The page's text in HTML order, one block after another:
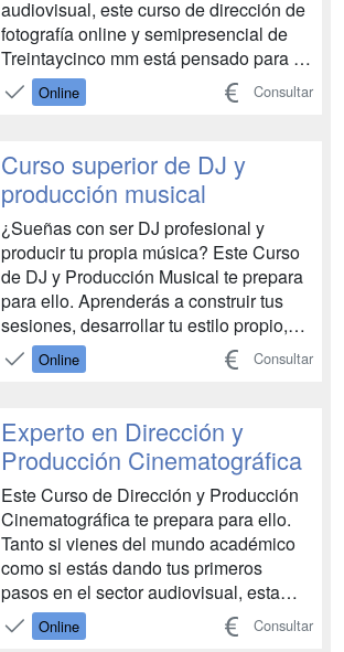
audiovisual, este curso de dirección de
fotografía online y semipresencial de
Treintaycinco mm está pensado para ti.
Aquí te rodearás de especialistas en
activo que conocen la profesión como
director o directora de foto. Hemos
creado la...
Online Consultar
Curso superior de DJ y
producción musical
¿Sueñas con ser DJ profesional y
producir tu propia música? Este Curso
de DJ y Producción Musical te prepara
para ello. Aprenderás a construir tus
sesiones, desarrollar tu estilo propio,
dominar herramientas como Ableton
Live Suite y aplicar técnicas de mezcla
industria musical. La formación incluye
clases en di...
Online Consultar
Experto en Dirección y
Producción Cinematográfica
Este Curso de Dirección y Producción
Cinematográfica te prepara para ello.
Tanto si vienes del mundo académico
como si estás dando tus primeros
pasos en el sector audiovisual, esta
formación te ofrece una visión completa
del proceso creativo y técnico de una
Online Consultar